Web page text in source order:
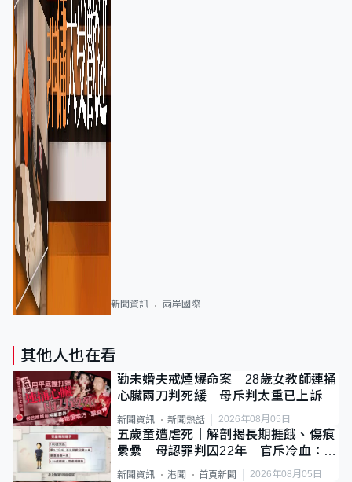
新聞資訊 兩岸國際
其他人也在看
勸未婚夫戒煙爆命案 28歲女教師連捅
心臟兩刀判死緩 母斥判太重已上訴
新聞資訊 新聞熱話 2026年08月05日
五歲童遭虐死｜解剖揭長期捱餓、傷痕
纍纍 母認罪判囚22年 官斥冷血：同
類案最惡劣
新聞資訊 港聞 首頁新聞 2026年08月05日